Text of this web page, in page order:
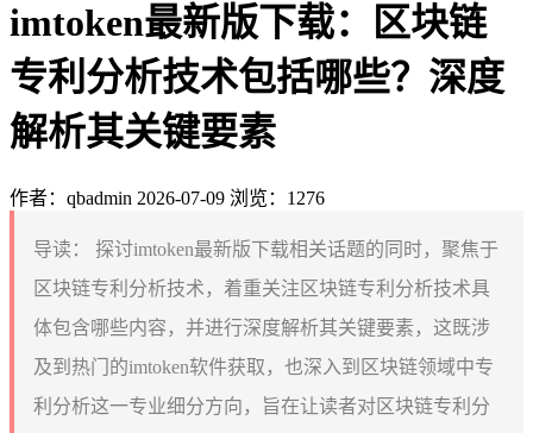
imtoken最新版下载：区块链
专利分析技术包括哪些？深度
解析其关键要素
作者：qbadmin 2026-07-09 浏览：1276
导读：
探讨imtoken最新版下载相关话题的同时，聚焦于
区块链专利分析技术，着重关注区块链专利分析技术具
体包含哪些内容，并进行深度解析其关键要素，这既涉
及到热门的imtoken软件获取，也深入到区块链领域中专
利分析这一专业细分方向，旨在让读者对区块链专利分